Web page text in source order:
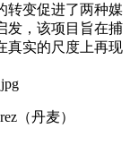
转变促进了两种媒
发，该项目旨在捕
真实的尺度上再现
（丹麦）